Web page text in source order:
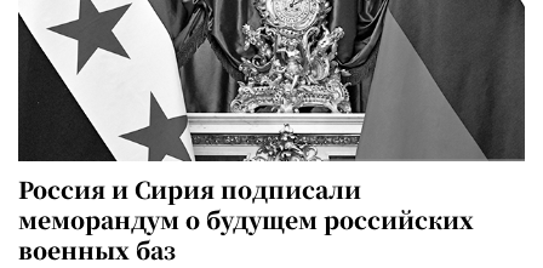
Россия и Сирия подписали
меморандум о будущем российских
военных баз